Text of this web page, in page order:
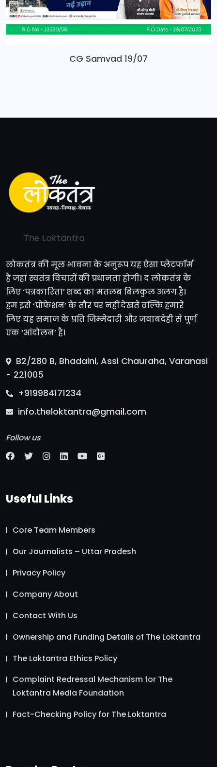
CG Samvad 19/07
The Loktantra
लोकतंत्र की मूल भावना के अनुरूप यह ऐसा प्लेटफॉर्म
है जहां स्वतंत्र विचारों की प्रधानता होगी। द लोकतंत्र के
लिए ‘पत्रकारिता’ शब्द का मतलब बिलकुल अलग है।
हम इसे ‘प्रोफेशन’ के तौर पर नहीं देखते बल्कि हमारे
लिए यह समाज के प्रति जिम्मेदारी और जवाबदेही से पूर्ण
एक ‘आंदोलन’ है।
B2/280 B, Bhadaini, Assi Chauraha, Varanasi
- 221005
+919984171234
info.theloktantra@gmail.com
Follow us
Useful Links
Core Team Members
Our Journalists – Uttar Pradesh
Privacy Policy
Company About
Contact With Us
Ownership and Funding Details of The Loktantra
The Loktantra Ethics Policy
Complaint Redressal Mechanism for The
Loktantra Media Foundation
Fact-Checking Policy for The Loktantra